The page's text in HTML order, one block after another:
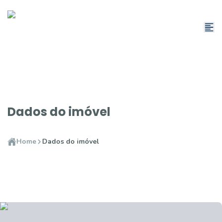
Dados do imóvel
Home Dados do imóvel